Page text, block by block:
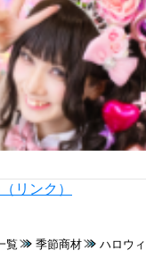
リンク）
覧 季節商材 ハロウ